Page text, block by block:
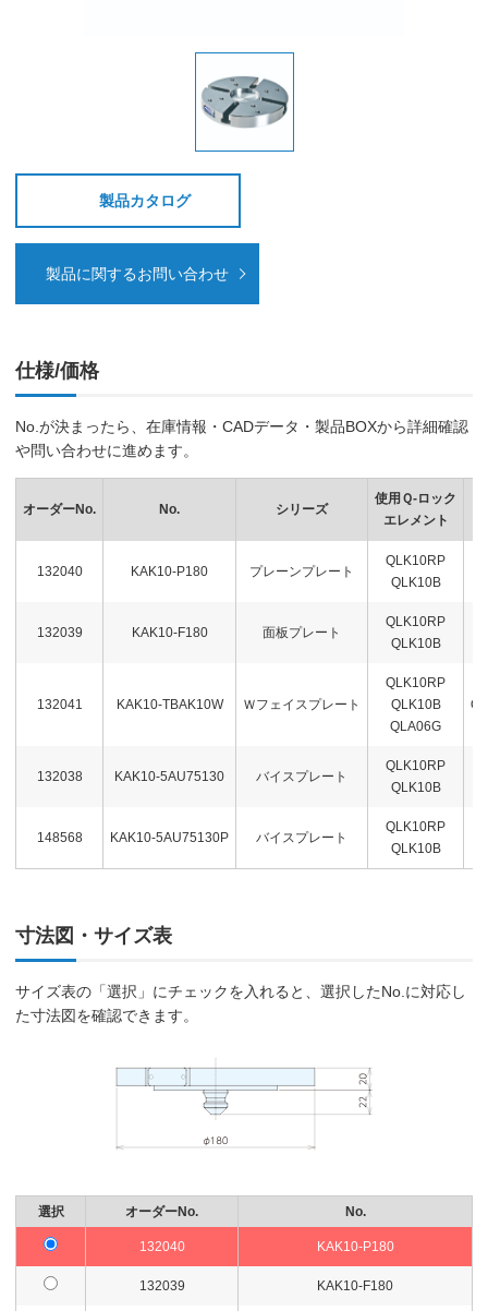
製品カタログ
製品に関するお問い合わせ
仕様/価格
No.が決まったら、在庫情報・CADデータ・製品BOXから詳細確認
や問い合わせに進めます。
オーダーNo. No. シリーズ
使用Ｑ-ロック
エレメント
132040 KAK10-P180 プレーンプレート
QLK10RP
QLK10B
132039 KAK10-F180 面板プレート
QLK10RP
QLK10B
132041 KAK10-TBAK10W Ｗフェイスプレート
QLK10RP
QLK10B
QLA06G
132038 KAK10-5AU75130 バイスプレート
QLK10RP
QLK10B
148568 KAK10-5AU75130P バイスプレート
QLK10RP
QLK10B
寸法図・サイズ表
サイズ表の「選択」にチェックを入れると、選択したNo.に対応し
た寸法図を確認できます。
選択 オーダーNo. No.
132040 KAK10-P180
132039 KAK10-F180